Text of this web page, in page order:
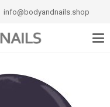
info@bodyandnails.shop